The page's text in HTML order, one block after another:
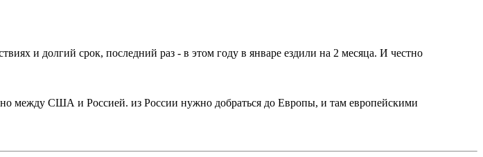
и долгий срок, последний раз - в этом году в январе ездили на 2 месяца. И честно
между США и Россией. из России нужно добраться до Европы, и там европейскими